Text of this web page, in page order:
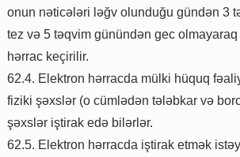
onun nəticələri ləğv olunduğu gündən 3
tez və 5 təqvim günündən gec
hərrac keçirilir.
62.4. Elektron hərracda mülki hüquq
fiziki şəxslər (o cümlədən tələbkar və
şəxslər iştirak edə bilərlər.
62.5. Elektron hərracda iştirak etmək